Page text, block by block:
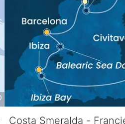
Costa Smeralda -